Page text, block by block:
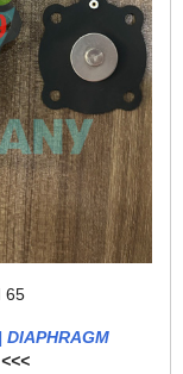
65
DIAPHRAGM